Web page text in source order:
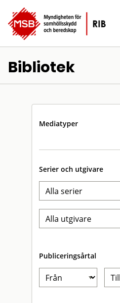
Bibliotek
Mediatyper
Serier och utgivare
Publiceringsårtal